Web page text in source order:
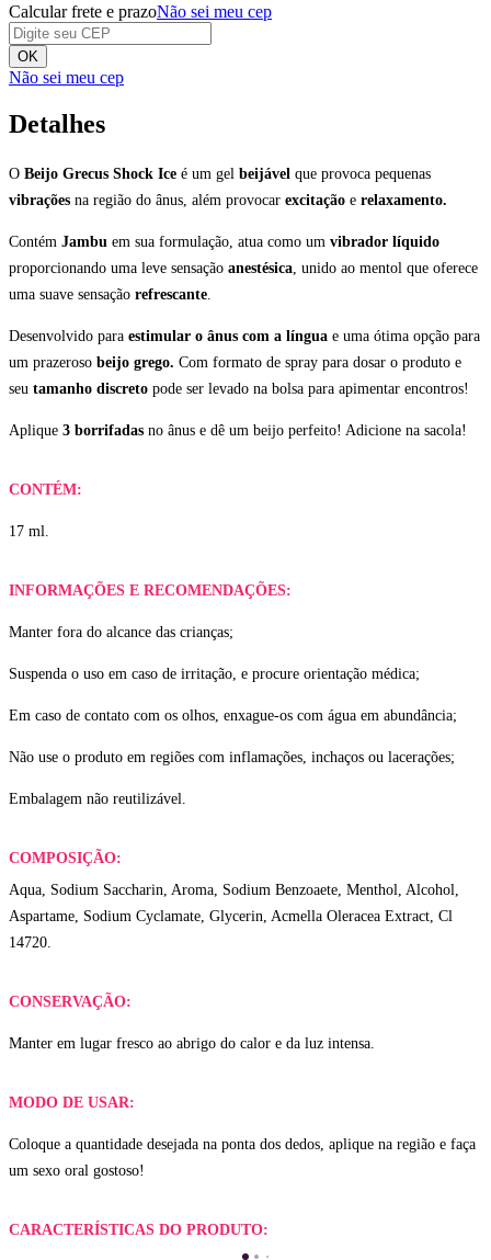
Calcular frete e prazoNão sei meu cep
OK
Não sei meu cep
Detalhes
O Beijo Grecus Shock Ice é um gel beijável que provoca pequenas
vibrações na região do ânus, além provocar excitação e relaxamento.
Contém Jambu em sua formulação, atua como um vibrador líquido
proporcionando uma leve sensação anestésica , unido ao mentol que oferece
uma suave sensação refrescante
Desenvolvido para estimular o ânus com a língua e uma ótima opção para
um prazeroso beijo grego. Com formato de spray para dosar o produto e
seu tamanho discreto pode ser levado na bolsa para apimentar encontros!
Aplique 3 borrifadas no ânus e dê um beijo perfeito! Adicione na sacola!
CONTÉM:
17 ml.
INFORMAÇÕES E RECOMENDAÇÕES:
Manter fora do alcance das crianças;
Suspenda o uso em caso de irritação, e procure orientação médica;
Em caso de contato com os olhos, enxague-os com água em abundância;
Não use o produto em regiões com inflamações, inchaços ou lacerações;
Embalagem não reutilizável.
COMPOSIÇÃO:
Aqua, Sodium Saccharin, Aroma, Sodium Benzoaete, Menthol, Alcohol,
Aspartame, Sodium Cyclamate, Glycerin, Acmella Oleracea Extract, Cl
14720.
CONSERVAÇÃO:
Manter em lugar fresco ao abrigo do calor e da luz intensa.
MODO DE USAR:
Coloque a quantidade desejada na ponta dos dedos, aplique na região e faça
um sexo oral gostoso!
CARACTERÍSTICAS DO PRODUTO: